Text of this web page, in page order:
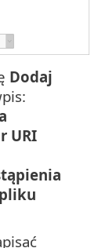
Dodaj
URI